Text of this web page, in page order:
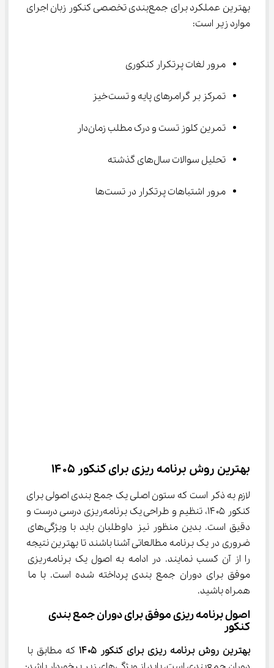
بهترین عملکرد برای جمع‌بندی تخصصی کنکور زبان اجرای
موارد زیر است:
مرور لغات پرتکرار کنکوری
تمرکز بر گرامرهای پایه و تست‌خیز
تمرین کلوز تست و درک مطلب زمان‌دار
تحلیل سوالات سال‌های گذشته
مرور اشتباهات پرتکرار در تست‌ها
بهترین روش برنامه ریزی برای کنکور ۱۴۰۵
لازم به ذکر است که ستون اصلی یک جمع بندی اصولی برای
کنکور ۱۴۰۵، تنظیم و طراحی یک برنامه‌ریزی درسی درست و
دقیق است. بدین منظور نیز داوطلبان باید با ویژگی‌های
ضروری در یک برنامه مطالعاتی آشنا باشند تا بهترین نتیجه
را از آن کسب نمایند. در ادامه به اصول یک برنامه‌ریزی
موفق برای دوران جمع بندی پرداخته شده است. با ما
همراه باشید.
اصول برنامه ریزی موفق برای دوران جمع بندی
کنکور
بهترین روش برنامه ریزی برای کنکور ۱۴۰۵
که مطابق با